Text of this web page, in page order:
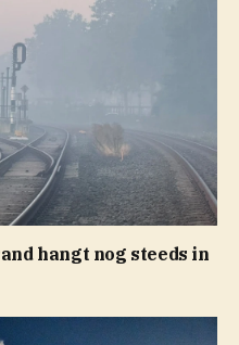
hangt nog steeds in